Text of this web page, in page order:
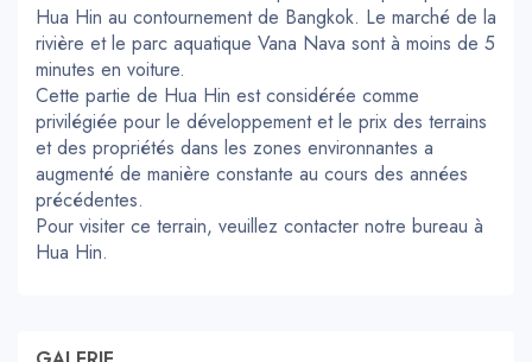
Hua Hin au contournement de Bangkok. Le marché de la
rivière et le parc aquatique Vana Nava sont à moins de 5
minutes en voiture.
Cette partie de Hua Hin est considérée comme
privilégiée pour le développement et le prix des terrains
et des propriétés dans les zones environnantes a
augmenté de manière constante au cours des années
précédentes.
Pour visiter ce terrain, veuillez contacter notre bureau à
Hua Hin.